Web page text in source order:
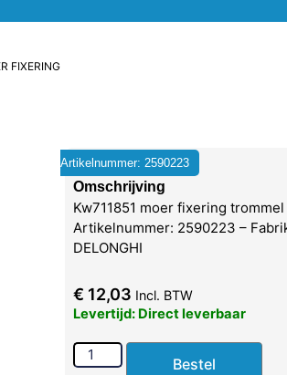
FIXERING
Artikelnummer: 2590223
Omschrijving
Kw711851 moer fixering trommel
Artikelnummer: 2590223 –
DELONGHI
€ 12,03 Incl. BTW
Levertijd: Direct leverbaar
Bestel